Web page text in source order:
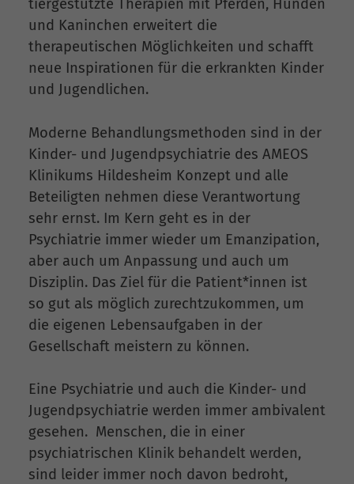
tiergestützte Therapien mit Pferden, Hunden
und Kaninchen erweitert die
therapeutischen Möglichkeiten und schafft
neue Inspirationen für die erkrankten Kinder
und Jugendlichen.
Moderne Behandlungsmethoden sind in der
Kinder- und Jugendpsychiatrie des AMEOS
Klinikums Hildesheim Konzept und alle
Beteiligten nehmen diese Verantwortung
sehr ernst. Im Kern geht es in der
Psychiatrie immer wieder um Emanzipation,
aber auch um Anpassung und auch um
Disziplin. Das Ziel für die Patient*innen ist
so gut als möglich zurechtzukommen, um
die eigenen Lebensaufgaben in der
Gesellschaft meistern zu können.
Eine Psychiatrie und auch die Kinder- und
Jugendpsychiatrie werden immer ambivalent
gesehen. Menschen, die in einer
psychiatrischen Klinik behandelt werden,
sind leider immer noch davon bedroht,